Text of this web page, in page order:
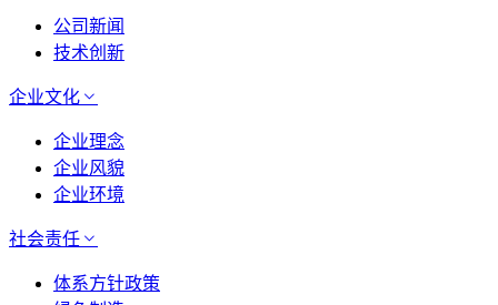
公司新闻
技术创新
企业文化
企业理念
企业风貌
企业环境
社会责任
体系方针政策